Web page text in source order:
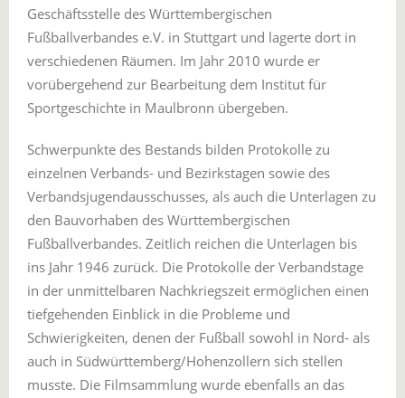
Geschäftsstelle des Württembergischen
Fußballverbandes e.V. in Stuttgart und lagerte dort in
verschiedenen Räumen. Im Jahr 2010 wurde er
vorübergehend zur Bearbeitung dem Institut für
Sportgeschichte in Maulbronn übergeben.
Schwerpunkte des Bestands bilden Protokolle zu
einzelnen Verbands- und Bezirkstagen sowie des
Verbandsjugendausschusses, als auch die Unterlagen zu
den Bauvorhaben des Württembergischen
Fußballverbandes. Zeitlich reichen die Unterlagen bis
ins Jahr 1946 zurück. Die Protokolle der Verbandstage
in der unmittelbaren Nachkriegszeit ermöglichen einen
tiefgehenden Einblick in die Probleme und
Schwierigkeiten, denen der Fußball sowohl in Nord- als
auch in Südwürttemberg/Hohenzollern sich stellen
musste. Die Filmsammlung wurde ebenfalls an das